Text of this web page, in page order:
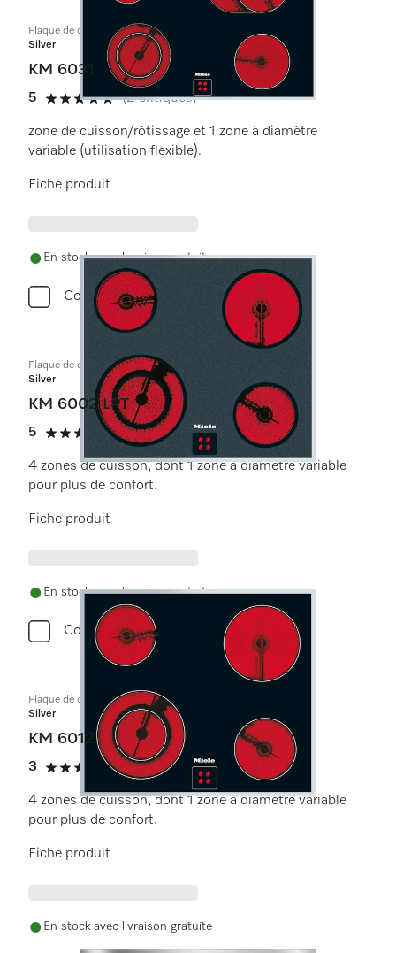
Plaque de cuisson commandée par le four
Silver
KM 6031
5
5 étoiles sur 5
(2 critiques)
zone de cuisson/rôtissage et 1 zone à diamètre
variable (utilisation flexible).
Fiche produit
En stock avec livraison gratuite
Comparer
Plaque de cuisson commandée par le four
Silver
KM 6002 LPT
5
5 étoiles sur 5
(1 critique)
4 zones de cuisson, dont 1 zone à diamètre variable
pour plus de confort.
Fiche produit
En stock avec livraison gratuite
Comparer
Plaque de cuisson commandée par le four
Silver
KM 6012
3
3 étoiles sur 5
(2 critiques)
4 zones de cuisson, dont 1 zone à diamètre variable
pour plus de confort.
Fiche produit
En stock avec livraison gratuite